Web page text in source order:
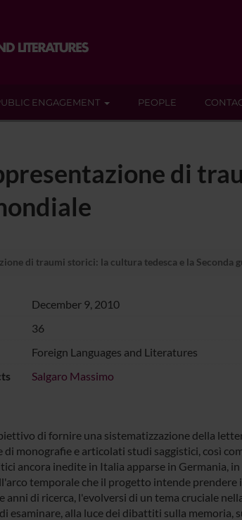
ENGAGEMENT PEOPLE
di
di traumi storici: la cultura tedesca e la Seconda
December 9, 2010
36
Foreign Languages and Literatures
Salgaro Massimo
di fornire una sistematizzazione della
di monografie e articolati studi saggistici, così
ancora inedite in Italia apparse in Germania,
temporale che il progetto intende
anni di ricerca, l'evolversi di un tema cruciale
esaminare, alla luce dei dibattiti sulla memoria,